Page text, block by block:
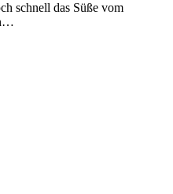
schnell das Süße vom